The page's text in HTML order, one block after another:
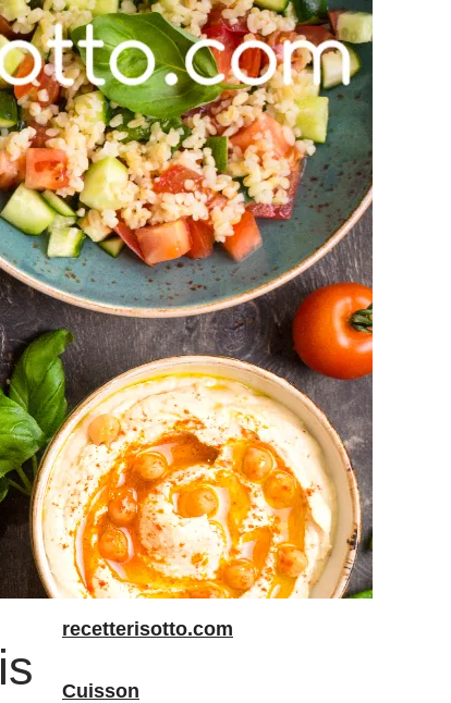
recetterisotto.com
Cuisson